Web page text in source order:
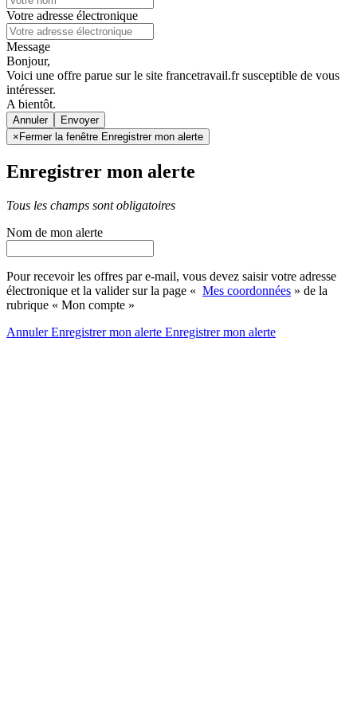
Votre adresse électronique
Message
Bonjour,
Voici une offre parue sur le site francetravail.fr susceptible de vous
intéresser.
A bientôt.
Annuler
× Fermer la fenêtre Enregistrer mon alerte
Enregistrer mon alerte
Tous les champs sont obligatoires
Nom de mon alerte
Pour recevoir les offres par e-mail, vous devez saisir votre adresse
électronique et la valider sur la page « Mes coordonnées » de la
rubrique « Mon compte »
AnnulerEnregistrer mon alerte Enregistrermon alerte